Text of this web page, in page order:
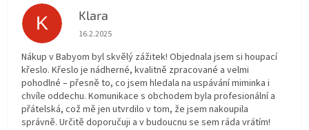
K Klara
Hodnocení obchodu je 5 z 5 hvězdiček.
16.2.2025
Nákup v Babyom byl skvělý zážitek! Objednala jsem si houpací
křeslo. Křeslo je nádherné, kvalitně zpracované a velmi
pohodlné – přesně to, co jsem hledala na uspávání miminka i
chvíle oddechu. Komunikace s obchodem byla profesionální a
přátelská, což mě jen utvrdilo v tom, že jsem nakoupila
správně. Určitě doporučuji a v budoucnu se sem ráda vrátím!